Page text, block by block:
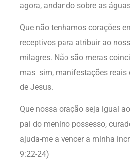
agora, andando sobre as
Que não tenhamos corações
receptivos para atribuir ao
milagres. Não são meras
mas sim, manifestações reais
de Jesus.
Que nossa oração seja igual
pai do menino possesso,
ajuda-me a vencer a minha
9:22-24)